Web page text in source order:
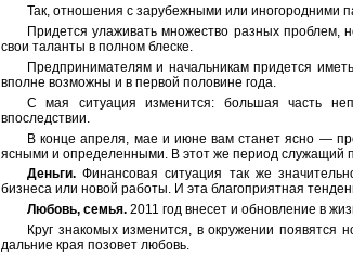
Так, отношения с зарубежными или иногородними
Придется улаживать множество разных проблем,
свои таланты в полном блеске.
Предпринимателям и начальникам придется
вполне возможны и в первой половине года.
С мая ситуация изменится: большая часть
впоследствии.
В конце апреля, мае и июне вам станет ясно —
ясными и определенными. В этот же период служащий
Деньги.Финансовая ситуация так же
бизнеса или новой работы. И эта благоприятная
Любовь, семья. 2011 год внесет и обновление в
Круг знакомых изменится, в окружении появятся
дальние края позовет любовь.